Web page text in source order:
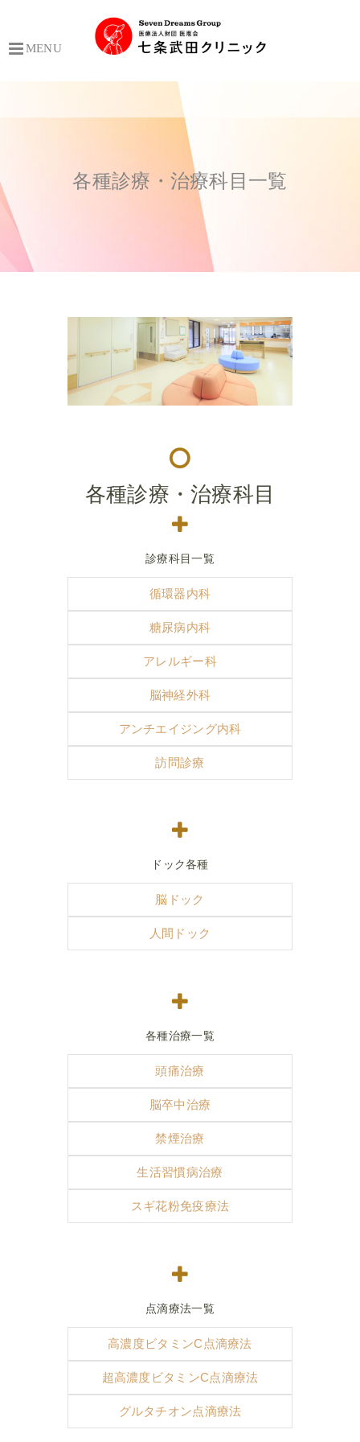
MENU
各種診療・治療科目一覧
各種診療・治療科目
診療科目一覧
循環器内科
糖尿病内科
アレルギー科
脳神経外科
アンチエイジング内科
訪問診療
ドック各種
脳ドック
人間ドック
各種治療一覧
頭痛治療
脳卒中治療
禁煙治療
生活習慣病治療
スギ花粉免疫療法
点滴療法一覧
高濃度ビタミンC点滴療法
超高濃度ビタミンC点滴療法
グルタチオン点滴療法